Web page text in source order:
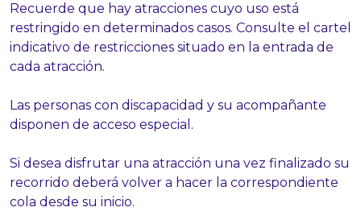
Recuerde que hay atracciones cuyo uso está
restringido en determinados casos. Consulte el cartel
indicativo de restricciones situado en la entrada de
cada atracción.
Las personas con discapacidad y su acompañante
disponen de acceso especial.
Si desea disfrutar una atracción una vez finalizado su
recorrido deberá volver a hacer la correspondiente
cola desde su inicio.